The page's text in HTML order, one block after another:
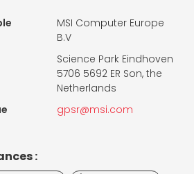
MSI Computer Europe
B.V
Science Park Eindhoven
5706 5692 ER Son, the
Netherlands
gpsr@msi.com
: